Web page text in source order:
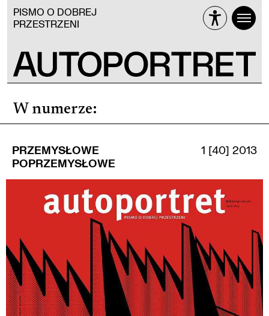
PISMO O DOBREJ
PRZESTRZENI
W numerze:
PRZEMYSŁOWE
POPRZEMYSŁOWE
1 [40] 2013